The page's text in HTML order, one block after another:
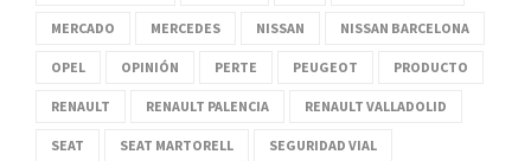
MERCADO MERCEDES NISSAN NISSAN BARCELONA
OPEL OPINIÓN PERTE PEUGEOT PRODUCTO
RENAULT RENAULT PALENCIA RENAULT VALLADOLID
SEAT SEAT MARTORELL SEGURIDAD VIAL